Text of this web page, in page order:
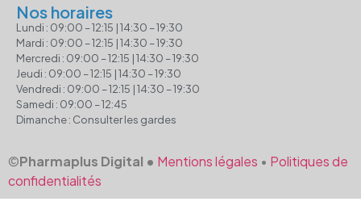
Nos horaires
Lundi : 09:00 – 12:15 | 14:30 – 19:30
Mardi : 09:00 – 12:15 | 14:30 – 19:30
Mercredi : 09:00 – 12:15 | 14:30 – 19:30
Jeudi : 09:00 – 12:15 | 14:30 – 19:30
Vendredi : 09:00 – 12:15 | 14:30 – 19:30
Samedi : 09:00 – 12:45
Dimanche : Consulter les gardes
©Pharmaplus Digital • Mentions légales • Politiques de
confidentialités